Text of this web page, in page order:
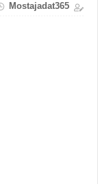
Mostajadat365